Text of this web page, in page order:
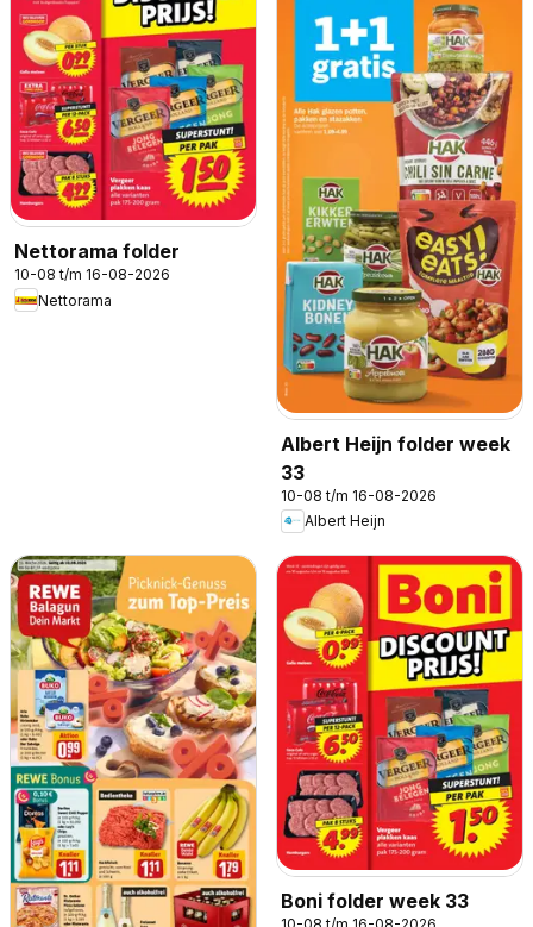
Nettorama folder
10-08 t/m 16-08-2026
Nettorama
Albert Heijn folder week
33
10-08 t/m 16-08-2026
Albert Heijn
Boni folder week 33